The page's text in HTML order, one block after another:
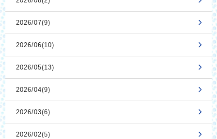
2026/07(9)
2026/06(10)
2026/05(13)
2026/04(9)
2026/03(6)
2026/02(5)